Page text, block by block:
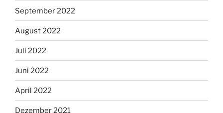
September 2022
August 2022
Juli 2022
Juni 2022
April 2022
Dezember 2021